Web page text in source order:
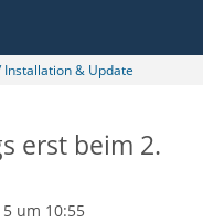
& Update
erst beim 2.
um 10:55